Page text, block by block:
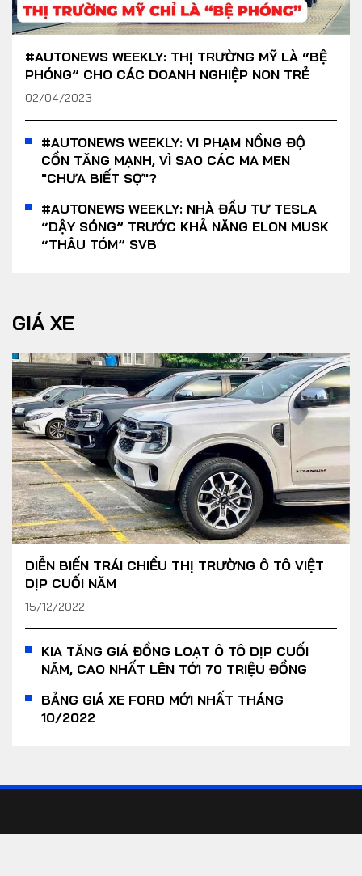
#AUTONEWS WEEKLY: THỊ TRƯỜNG MỸ LÀ “BỆ
PHÓNG” CHO CÁC DOANH NGHIỆP NON TRẺ
02/04/2023
#AUTONEWS WEEKLY: VI PHẠM NỒNG ĐỘ
CỒN TĂNG MẠNH, VÌ SAO CÁC MA MEN
"CHƯA BIẾT SỢ"?
#AUTONEWS WEEKLY: NHÀ ĐẦU TƯ TESLA
“DẬY SÓNG” TRƯỚC KHẢ NĂNG ELON MUSK
“THÂU TÓM” SVB
GIÁ XE
DIỄN BIẾN TRÁI CHIỀU THỊ TRƯỜNG Ô TÔ VIỆT
DỊP CUỐI NĂM
15/12/2022
KIA TĂNG GIÁ ĐỒNG LOẠT Ô TÔ DỊP CUỐI
NĂM, CAO NHẤT LÊN TỚI 70 TRIỆU ĐỒNG
BẢNG GIÁ XE FORD MỚI NHẤT THÁNG
10/2022